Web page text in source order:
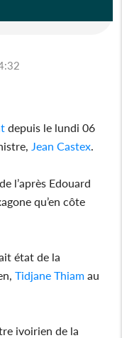
depuis le lundi 06
Jean Castex
l’après Edouard
qu’en côte
état de la
Tidjane Thiam au
ivoirien de la